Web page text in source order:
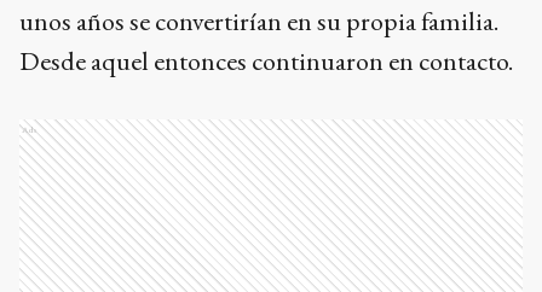
unos años se convertirían en su propia familia.
Desde aquel entonces continuaron en contacto.
Ads